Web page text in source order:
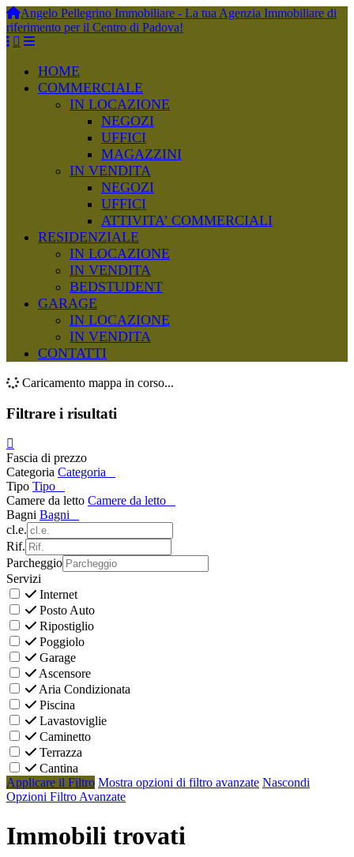
Angelo Pellegrino Immobiliare - La tua Agenzia Immobiliare di
riferimento per il Centro di Padova!
HOME
COMMERCIALE
IN LOCAZIONE
NEGOZI
UFFICI
MAGAZZINI
IN VENDITA
NEGOZI
UFFICI
ATTIVITA’ COMMERCIALI
RESIDENZIALE
IN LOCAZIONE
IN VENDITA
BEDSTUDENT
GARAGE
IN LOCAZIONE
IN VENDITA
CONTATTI
Caricamento mappa in corso...
Filtrare i risultati
Fascia di prezzo
Categoria Categoria
Tipo Tipo
Camere da letto Camere da letto
Bagni Bagni
cl.e.
Rif.
Parcheggio
Servizi
Internet
Posto Auto
Ripostiglio
Poggiolo
Garage
Ascensore
Aria Condizionata
Piscina
Lavastoviglie
Caminetto
Terrazza
Cantina
Applicare il Filtro Mostra opzioni di filtro avanzate Nascondi
Opzioni Filtro Avanzate
Immobili trovati